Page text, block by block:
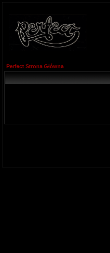
Perfect Strona Główna